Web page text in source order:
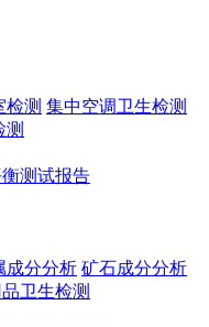
检测 集中空调卫生检测
测
测试报告
成分分析 矿石成分分析
卫生检测